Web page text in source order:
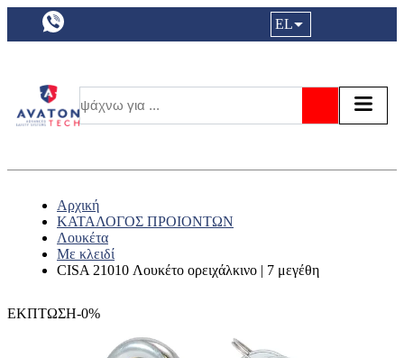
a11y.languageSelection:
EL
Αρχική
ΚΑΤΑΛΟΓΟΣ ΠΡΟΙΟΝΤΩΝ
Λουκέτα
Με κλειδί
CISA 21010 Λουκέτο ορειχάλκινο | 7 μεγέθη
ΕΚΠΤΩΣΗ-0%